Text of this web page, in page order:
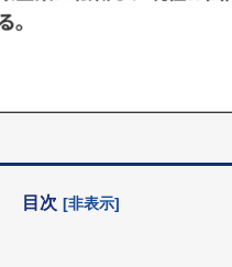
目次 [非表示]